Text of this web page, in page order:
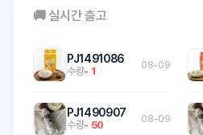
🚚 실시간 출고
PJ1491086
수량- 1
08-09
PJ1490907
수량- 50
08-09